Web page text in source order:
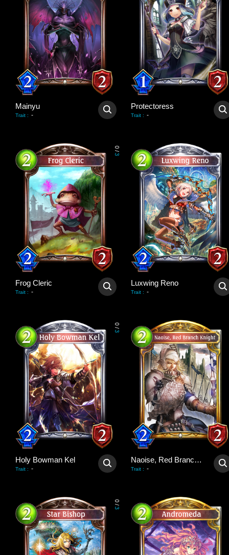
Mainyu
Trait : -
Protectoress
Trait : -
0
/
3
Frog Cleric
Trait : -
Luxwing Reno
Trait : -
0
/
3
Holy Bowman Kel
Trait : -
Naoise, Red Branch Knight
Trait : -
0
/
3